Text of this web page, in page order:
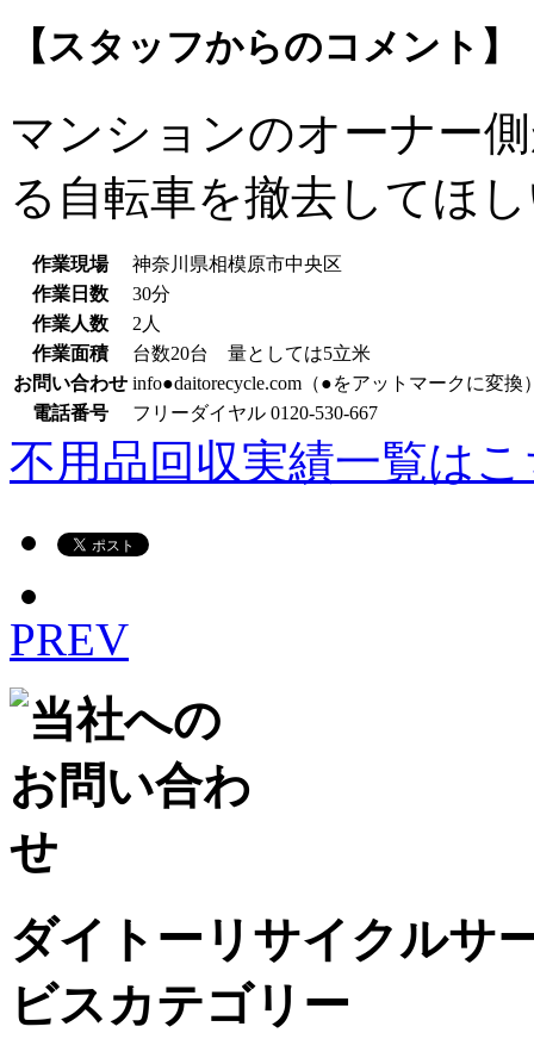
【スタッフからのコメント】
マンションのオーナー
る自転車を撤去してほ
作業現場
神奈川県相模原市中央区
作業日数
30分
作業人数
2人
作業面積
台数20台 量としては5立米
お問い合わせ info●daitorecycle.com（●をアットマークに変換
電話番号
フリーダイヤル 0120-530-667
不用品回収実績一覧は
PREV
ダイトーリサイクルサ
ビスカテゴリー